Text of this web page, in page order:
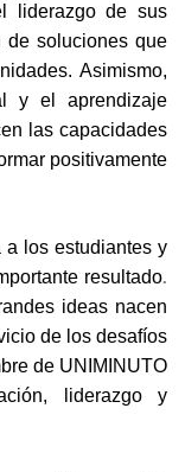
liderazgo de sus
de soluciones que
Asimismo,
y el aprendizaje
las capacidades
positivamente
a los estudiantes y
resultado.
ideas nacen
de los desafíos
de UNIMINUTO
liderazgo y